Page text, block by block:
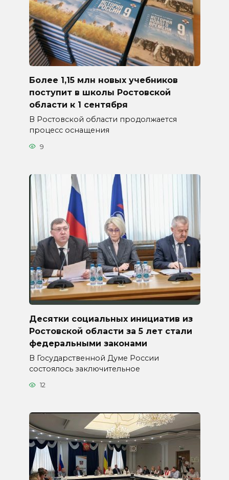
Более 1,15 млн новых учебников
поступит в школы Ростовской
области к 1 сентября
В Ростовской области продолжается
процесс оснащения
9
Десятки социальных инициатив из
Ростовской области за 5 лет стали
федеральными законами
В Государственной Думе России
состоялось заключительное
12